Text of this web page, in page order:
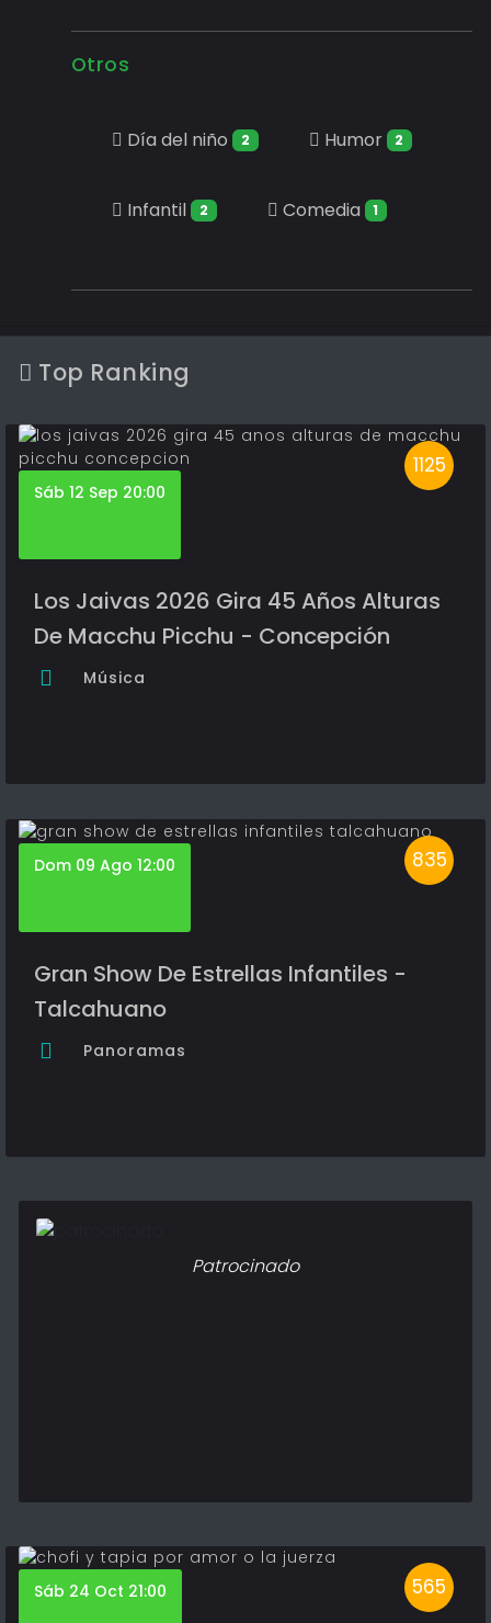
Otros
Día del niño 2 Humor 2
Infantil 2 Comedia 1
Top Ranking
1125
Sáb 12 Sep 20:00
Los Jaivas 2026 Gira 45 Años Alturas
De Macchu Picchu - Concepción
Música
835
Dom 09 Ago 12:00
Gran Show De Estrellas Infantiles -
Talcahuano
Panoramas
Patrocinado
565
Sáb 24 Oct 21:00